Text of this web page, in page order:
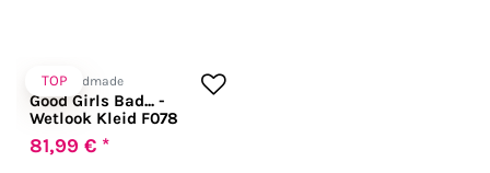
TOP
Noir Handmade
Good Girls Bad... -
Wetlook Kleid F078
81,99 € *